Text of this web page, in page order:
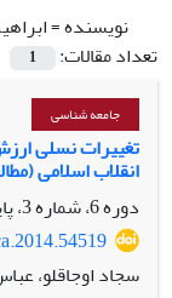
نویسنده =
تعداد مقالات:
1
جامعه شناسی
تغییرات نسلی
انقلاب اسلامی
دوره 6، شماره 3، پاییز 1393، صفحه
سجاد اوجاقلو،